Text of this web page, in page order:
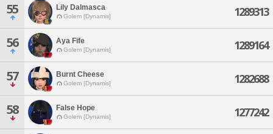
55 Lily Dalmasca
Golem [Dynamis] 1289313
56 Aya Fife
Golem [Dynamis] 1289164
57 Burnt Cheese
Golem [Dynamis] 1282688
58 False Hope
Golem [Dynamis] 1277242